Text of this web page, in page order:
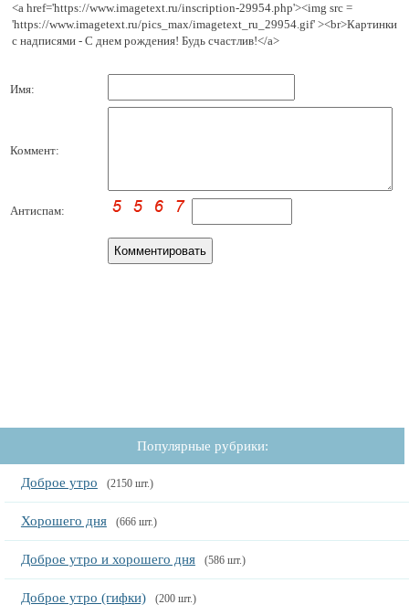
<a href='https://www.imagetext.ru/inscription-29954.php'><img src =
'https://www.imagetext.ru/pics_max/imagetext_ru_29954.gif' ><br>Картинки
с надписями - С днем рождения! Будь счастлив!</a>
Имя:
Коммент:
Антиспам:
Популярные рубрики:
Доброе утро (2150 шт.)
Хорошего дня (666 шт.)
Доброе утро и хорошего дня (586 шт.)
Доброе утро (гифки) (200 шт.)